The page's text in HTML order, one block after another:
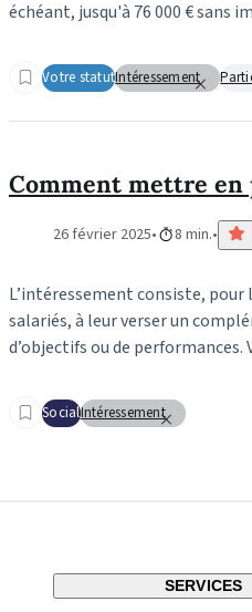
échéant, jusqu'à 76 000 €
Votre statutIntéressement
Comment mettre en
26 février 2025 8 min.
L’intéressement consiste, pour
salariés, à leur verser un
d’objectifs ou de
SocialIntéressement
SERVICES